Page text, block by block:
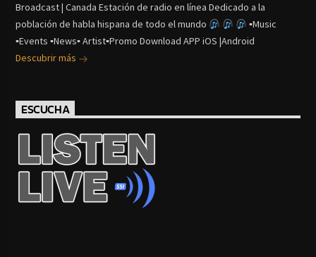
Broadcast | Canada Estación de radio en línea Dedicado a la
población de habla hispana de todo el mundo
▪Music
▪Events ▪News▪ Artist▪Promo Download APP iOS |Android
Descubrir más
ESCUCHA